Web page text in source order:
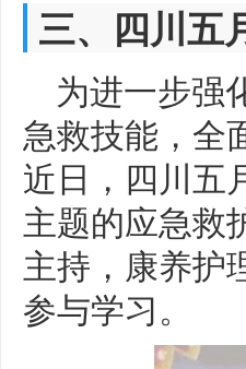
三、四川五
为进一步强
急救技能，全
近日，四川五
主题的应急救
主持，康养护
参与学习。